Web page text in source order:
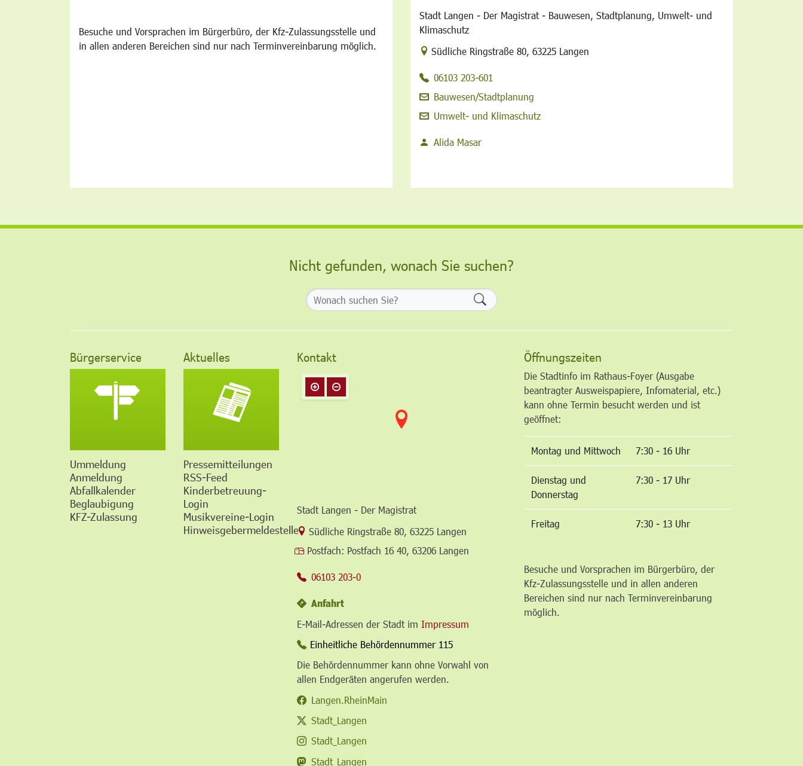
Besuche und Vorsprachen im Bürgerbüro, der Kfz-Zulassungsstelle und
in allen anderen Bereichen sind nur nach Terminvereinbarung möglich.
Stadt Langen - Der Magistrat - Bauwesen, Stadtplanung, Umwelt- und
Klimaschutz
Link zur Google-Maps Navigation
Südliche Ringstraße 80 63225 Langen
06103 203-601
Bauwesen/Stadtplanung
Umwelt- und Klimaschutz
Alida Masar
Nicht gefunden, wonach Sie suchen?
Formularschaltfläche
Bürgerservice
Ummeldung
Anmeldung
Abfallkalender
Beglaubigung
KFZ-Zulassung
Aktuelles
Pressemitteilungen
RSS-Feed
Kinderbetreuung-
Login
Musikvereine-Login
Hinweisgebermeldestelle
Kontakt
Stadt Langen - Der Magistrat
Link zur Google-Maps Navigation
Südliche Ringstraße 80, 63225 Langen
Postfach: Postfach 16 40, 63206 Langen
06103 203-0
Anfahrt
E-Mail-Adressen der Stadt im Impressum
Einheitliche Behördennummer 115
Die Behördennummer kann ohne Vorwahl von
allen Endgeräten angerufen werden.
Langen.RheinMain
Stadt_Langen
Stadt_Langen
Stadt_Langen
Öffnungszeiten
Die Stadtinfo im Rathaus-Foyer (Ausgabe
beantragter Ausweispapiere, Infomaterial, etc.)
kann ohne Termin besucht werden und ist
geöffnet:
Montag und Mittwoch 7:30 - 16 Uhr
Dienstag und
Donnerstag
7:30 - 17 Uhr
Freitag 7:30 - 13 Uhr
Besuche und Vorsprachen im Bürgerbüro, der
Kfz-Zulassungsstelle und in allen anderen
Bereichen sind nur nach Terminvereinbarung
möglich.